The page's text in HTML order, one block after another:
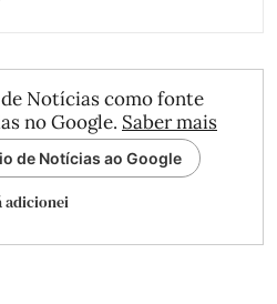
Notícias como fonte
no Google. Saber mais
de Notícias ao Google
adicionei